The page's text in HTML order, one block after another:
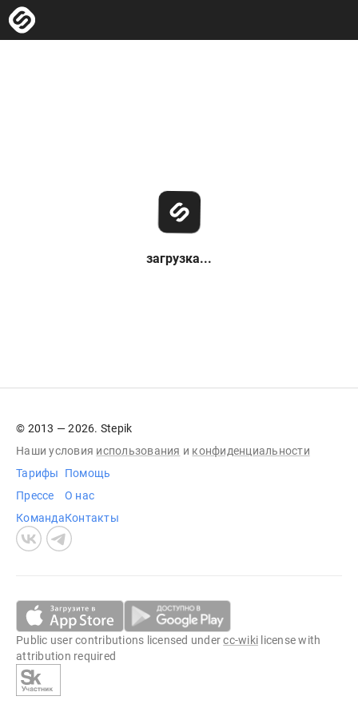
загрузка...
© 2013 — 2026. Stepik
Наши условия использования и конфиденциальности
Тарифы
Прессе
Команда
Помощь
О нас
Контакты
Public user contributions licensed undercc-wiki license with
attribution required